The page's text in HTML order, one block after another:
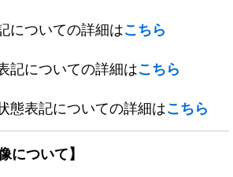
についての詳細はこちら
記についての詳細はこちら
態表記についての詳細はこちら
について】